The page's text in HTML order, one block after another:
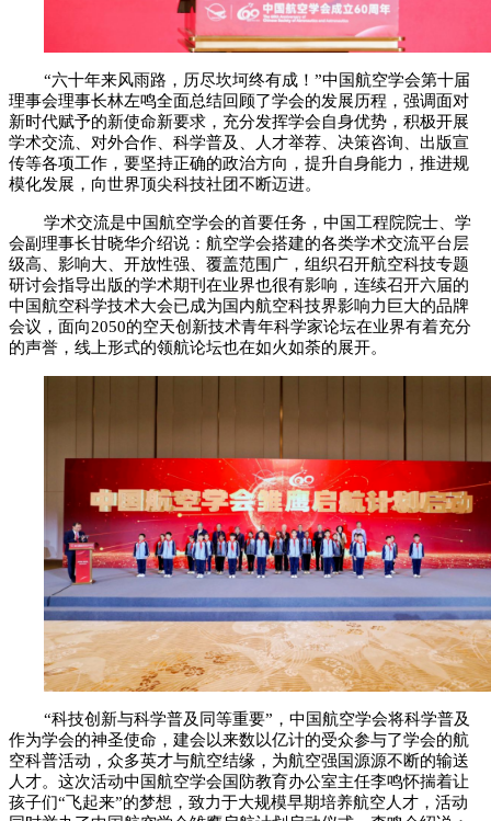
“六十年来风雨路，历尽坎坷终有成！”中国航空学会第十届
理事会理事长林左鸣全面总结回顾了学会的发展历程，强调面对
新时代赋予的新使命新要求，充分发挥学会自身优势，积极开展
学术交流、对外合作、科学普及、人才举荐、决策咨询、出版宣
传等各项工作，要坚持正确的政治方向，提升自身能力，推进规
模化发展，向世界顶尖科技社团不断迈进。
学术交流是中国航空学会的首要任务，中国工程院院士、学
会副理事长甘晓华介绍说：航空学会搭建的各类学术交流平台层
级高、影响大、开放性强、覆盖范围广，组织召开航空科技专题
研讨会指导出版的学术期刊在业界也很有影响，连续召开六届的
中国航空科学技术大会已成为国内航空科技界影响力巨大的品牌
会议，面向2050的空天创新技术青年科学家论坛在业界有着充分
的声誉，线上形式的领航论坛也在如火如荼的展开。
“科技创新与科学普及同等重要”，中国航空学会将科学普及
作为学会的神圣使命，建会以来数以亿计的受众参与了学会的航
空科普活动，众多英才与航空结缘，为航空强国源源不断的输送
人才。这次活动中国航空学会国防教育办公室主任李鸣怀揣着让
孩子们“飞起来”的梦想，致力于大规模早期培养航空人才，活动